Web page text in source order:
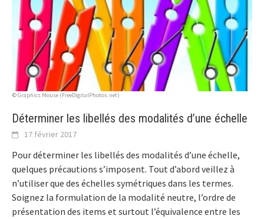
© Graphics Mouse (FreeDigitalPhotos.net)
Déterminer les libellés des modalités d’une échelle
17 février 2017
Pour déterminer les libellés des modalités d’une échelle,
quelques précautions s’imposent. Tout d’abord veillez à
n’utiliser que des échelles symétriques dans les termes.
Soignez la formulation de la modalité neutre, l’ordre de
présentation des items et surtout l’équivalence entre les